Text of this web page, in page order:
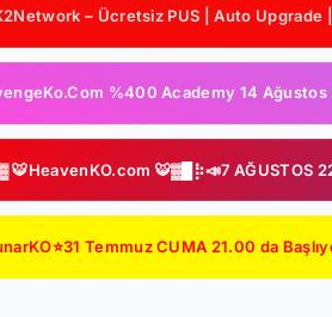
– Ücretsiz PUS | Auto
%400 Academy 14 Ağustos
🐯HeavenKO.com 🐯▓█⡷📣7 AĞUSTOS
Temmuz CUMA 21.00 da